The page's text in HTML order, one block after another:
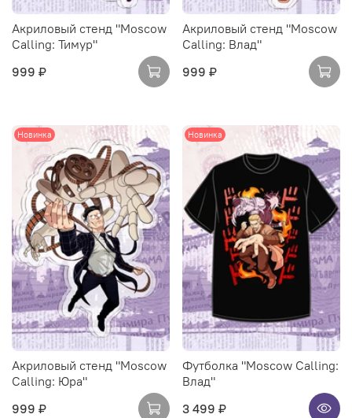
Акриловый стенд "Moscow
Calling: Тимур"
999 ₽
Акриловый стенд "Moscow
Calling: Влад"
999 ₽
Новинка
Акриловый стенд "Moscow
Calling: Юра"
999 ₽
Новинка
Футболка "Moscow Calling:
Влад"
3 499 ₽